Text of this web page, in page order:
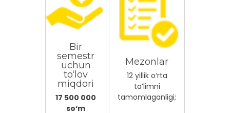
Bir
semestr
uchun
to‘lov
miqdori
17 500 000
so‘m
Mezonlar
12 yillik oʻrta
taʼlimni
tamomlaganligi;